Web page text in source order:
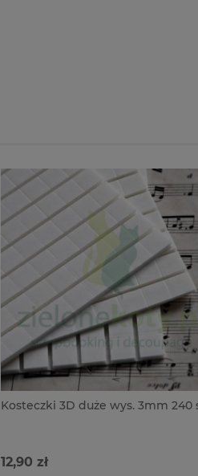
Kosteczki 3D duże wys. 3mm 240
12,90 zł